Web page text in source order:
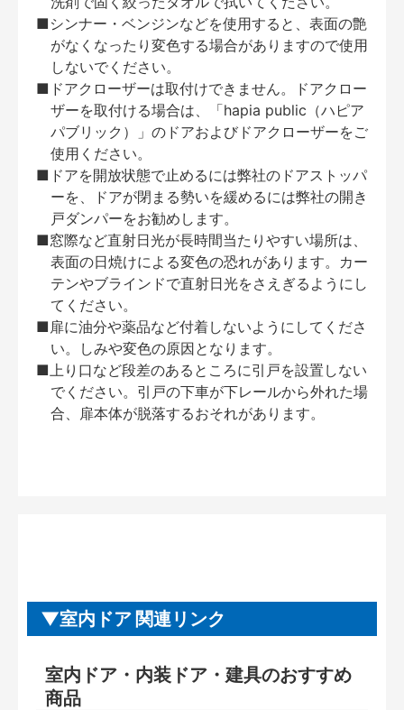
■シンナー・ベンジンなどを使用すると、表面の艶
がなくなったり変色する場合がありますので使用
しないでください。
■ドアクローザーは取付けできません。ドアクロー
ザーを取付ける場合は、「hapia public（ハピア
パブリック）」のドアおよびドアクローザーをご
使用ください。
■ドアを開放状態で止めるには弊社のドアストッパ
ーを、ドアが閉まる勢いを緩めるには弊社の開き
戸ダンパーをお勧めします。
■窓際など直射日光が長時間当たりやすい場所は、
表面の日焼けによる変色の恐れがあります。カー
テンやブラインドで直射日光をさえぎるようにし
てください。
■扉に油分や薬品など付着しないようにしてくださ
い。しみや変色の原因となります。
■上り口など段差のあるところに引戸を設置しない
でください。引戸の下車が下レールから外れた場
合、扉本体が脱落するおそれがあります。
室内ドア 関連リンク
室内ドア・内装ドア・建具のおすすめ
商品